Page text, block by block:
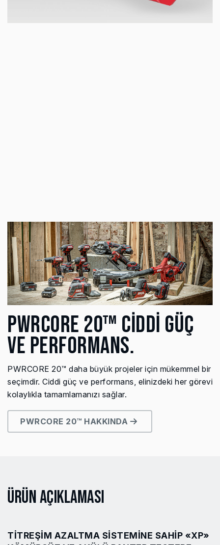
PWRCORE 20™ CİDDİ GÜÇ
VE PERFORMANS.
PWRCORE 20™ daha büyük projeler için mükemmel bir
seçimdir. Ciddi güç ve performans, elinizdeki her görevi
kolaylıkla tamamlamanızı sağlar.
PWRCORE 20™ HAKKINDA
Ürün Açıklaması
TITREŞIM AZALTMA SISTEMINE SAHIP «XP»